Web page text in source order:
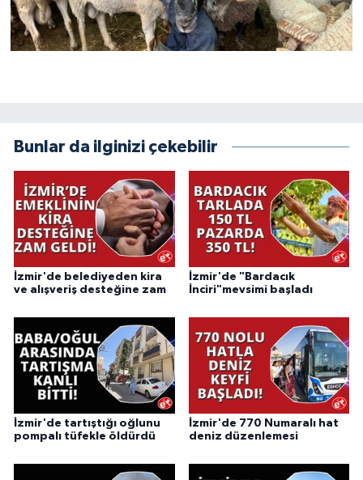
Bunlar da ilginizi çekebilir
İzmir'de belediyeden kira
ve alışveriş desteğine zam
İzmir'de "Bardacık
İnciri"mevsimi başladı
İzmir'de tartıştığı oğlunu
pompalı tüfekle öldürdü
İzmir'de 770 Numaralı hat
deniz düzenlemesi